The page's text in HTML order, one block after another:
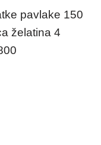
pavlake 150
želatina 4